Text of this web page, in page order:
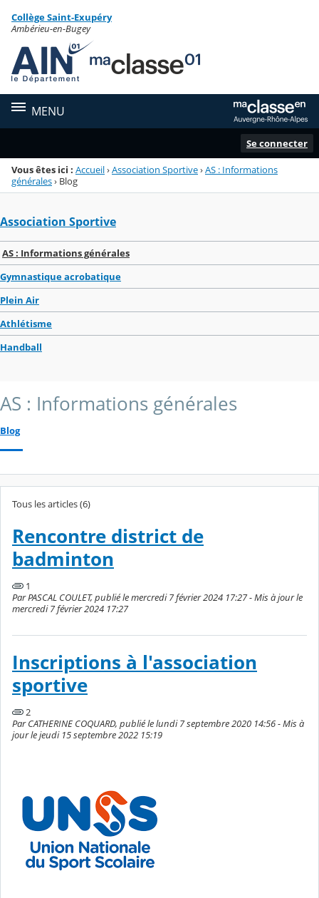
Menu de la rubrique
Contenu
Collège Saint-Exupéry
Ambérieu-en-Bugey
MENU
Se connecter
Vous êtes ici : Accueil›Association Sportive›AS : Informations
générales› Blog
Association Sportive
AS : Informations générales
Gymnastique acrobatique
Plein Air
Athlétisme
Handball
AS : Informations générales
Blog
Tous les articles (6)
Rencontre district de
badminton
1
Par PASCAL COULET, publié le mercredi 7 février 2024 17:27 - Mis à jour le
mercredi 7 février 2024 17:27
Inscriptions à l'association
sportive
2
Par CATHERINE COQUARD, publié le lundi 7 septembre 2020 14:56 - Mis à
jour le jeudi 15 septembre 2022 15:19